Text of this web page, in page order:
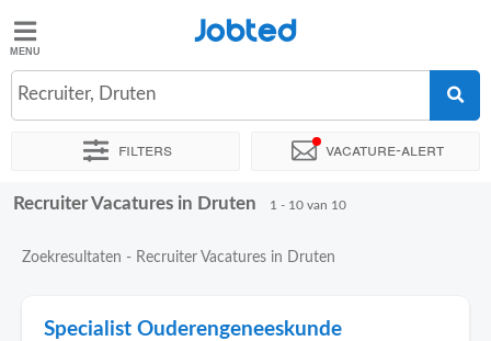
Jobted
Vacatures
Salarissen
Jobted
Recruiter, Druten
Filters Vacature-alert
Sorteer op Exacte locatie Soort dienstverband
Recruiter Vacatures in Druten 1 - 10 van 10
Zoekresultaten - Recruiter Vacatures in Druten
Specialist Ouderengeneeskunde